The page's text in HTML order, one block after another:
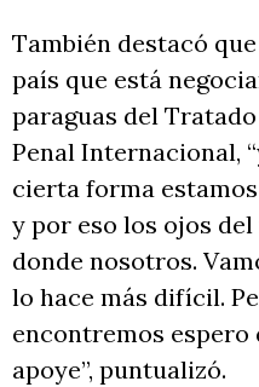
También destacó
país que está
paraguas del Tratado
Penal Internacional,
cierta forma
y por eso los ojos
donde nosotros.
lo hace más difícil.
encontremos espero
apoye”, puntualizó.